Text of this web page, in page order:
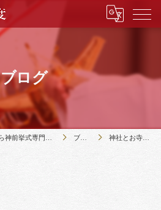
ブログ
ブログ 神社とお寺の違い